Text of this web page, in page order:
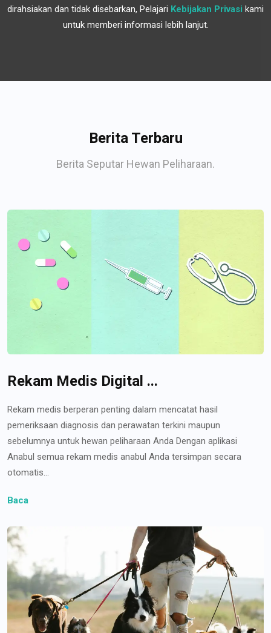
dirahsiakan dan tidak disebarkan, Pelajari Kebijakan Privasi kami
untuk memberi informasi lebih lanjut.
Berita Terbaru
Berita Seputar Hewan Peliharaan.
Rekam Medis Digital ...
Rekam medis berperan penting dalam mencatat hasil
pemeriksaan diagnosis dan perawatan terkini maupun
sebelumnya untuk hewan peliharaan Anda Dengan aplikasi
Anabul semua rekam medis anabul Anda tersimpan secara
otomatis...
Baca